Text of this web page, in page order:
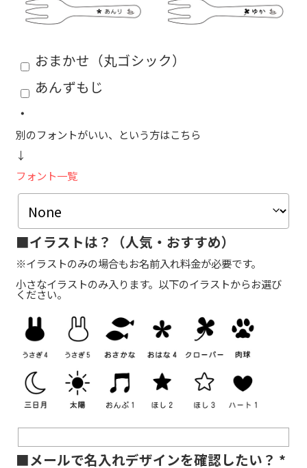
おまかせ（丸ゴシック）
あんずもじ
・
別のフォントがいい、という方はこちら
↓
フォント一覧
■イラストは？（人気・おすすめ）
※イラストのみの場合もお名前入れ料金が必要です。
小さなイラストのみ入ります。以下のイラストからお選び
ください。
■メールで名入れデザインを確認したい？ *